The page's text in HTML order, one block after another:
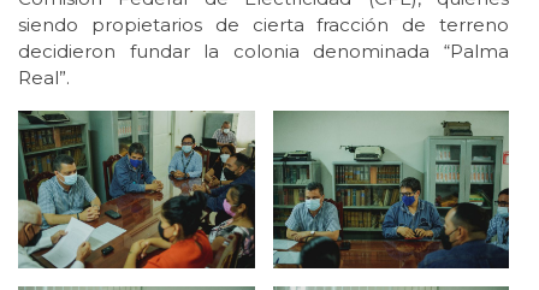
siendo propietarios de cierta fracción de terreno
decidieron fundar la colonia denominada “Palma
Real”.